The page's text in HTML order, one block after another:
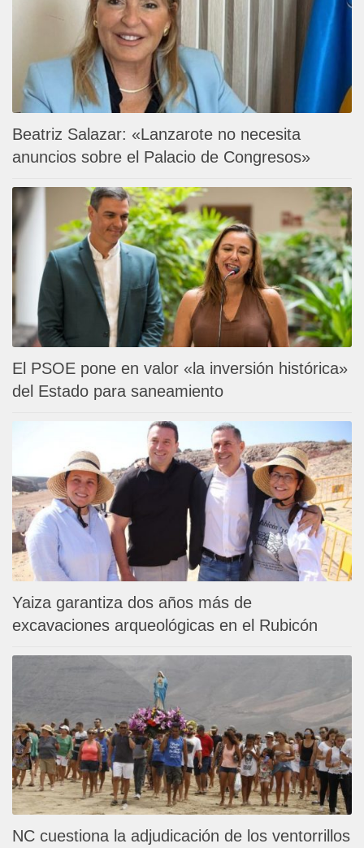
Beatriz Salazar: «Lanzarote no necesita
anuncios sobre el Palacio de Congresos»
El PSOE pone en valor «la inversión histórica»
del Estado para saneamiento
Yaiza garantiza dos años más de
excavaciones arqueológicas en el Rubicón
NC cuestiona la adjudicación de los ventorrillos